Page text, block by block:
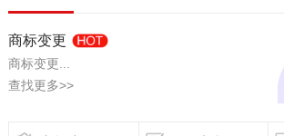
商标变更
商标变更...
查找更多>>